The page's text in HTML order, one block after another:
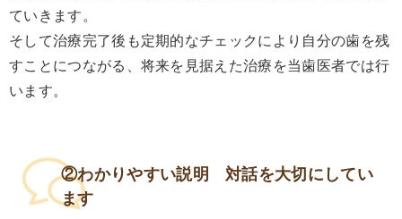
ていきます。
そして治療完了後も定期的なチェックにより自分の歯を残
すことにつながる、将来を見据えた治療を当歯医者では行
います。
②わかりやすい説明 対話を大切にしてい
ます